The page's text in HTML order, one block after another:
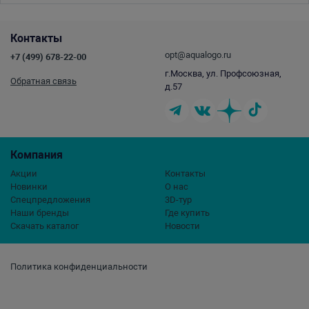
Политика конфиденциальности
Компания
Акции
Новинки
Спецпредложения
Наши бренды
Скачать каталог
Контакты
О нас
3D-тур
Где купить
Новости
Контакты
+7 (499) 678-22-00
Обратная связь
opt@aqualogo.ru
г.Москва, ул. Профсоюзная,
д.57